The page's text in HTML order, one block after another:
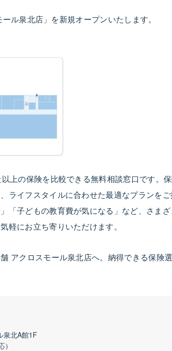
ル泉北店」を新規オープンいたします。
上の保険を比較できる無料相談窓口です。
ライフスタイルに合わせた最適なプランを
「子どもの教育費が気になる」など、さま
軽にお立ち寄りいただけます。
アクロスモール泉北店へ。納得できる保険選
泉北A館1F